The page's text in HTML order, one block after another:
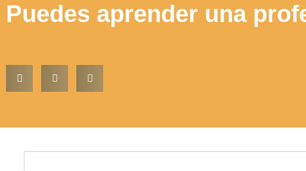
Puedes aprender una